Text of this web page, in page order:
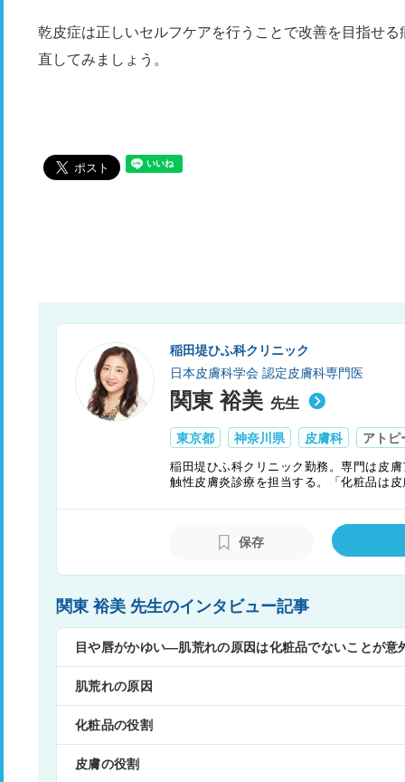
乾皮症は正しいセルフケアを行うことで改善を目指せ
直してみましょう。
稲田堤ひふ科クリニック
日本皮膚科学会 認定皮膚科専門医
関東 裕美 先生
東京都 神奈川県 皮膚科 アトピ
稲田堤ひふ科クリニック勤務。専門は皮
触性皮膚炎診療を担当する。「化粧品は
広い年代の女性患者が受診している。
保存
関東 裕美 先生のインタビュー記事
目や唇がかゆい―肌荒れの原因は化粧品でないことが意
肌荒れの原因
化粧品の役割
皮膚の役割